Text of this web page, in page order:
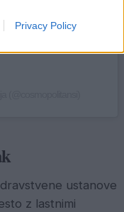
Privacy Policy
ustanove
z lastnimi